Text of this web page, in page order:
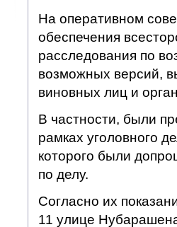
На оперативном
обеспечения
расследования по
возможных версий,
виновных лиц и
В частности, были
рамках уголовного
которого были
по делу.
Согласно их
11 улице